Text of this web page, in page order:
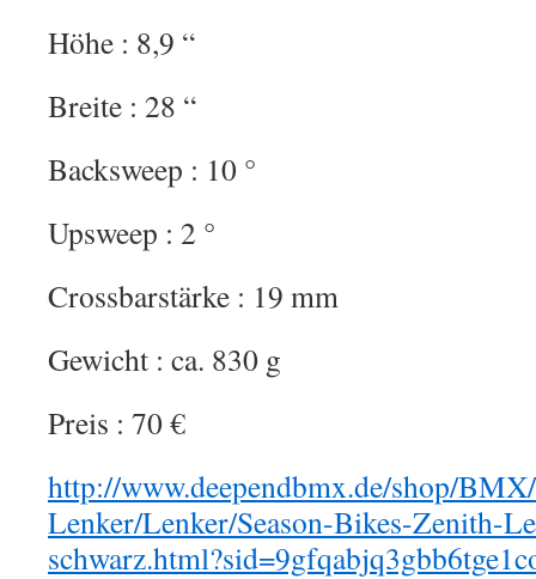
Höhe : 8,9 “
Breite : 28 “
Backsweep : 10 °
Upsweep : 2 °
Crossbarstärke : 19 mm
Gewicht : ca. 830 g
Preis : 70 €
http://www.deependbmx.de/shop/
Lenker/Lenker/Season-Bikes-Zenith-